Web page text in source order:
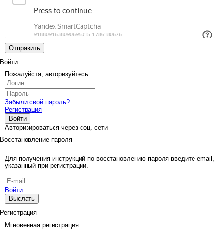
Отправить
Войти
Пожалуйста, авторизуйтесь:
Забыли свой пароль?
Регистрация
Войти
Авторизироваться через соц. сети
Восстановление пароля
Для получения инструкций по восстановлению пароля введите email,
указанный при регистрации.
Войти
Выслать
Регистрация
Мгновенная регистрация: